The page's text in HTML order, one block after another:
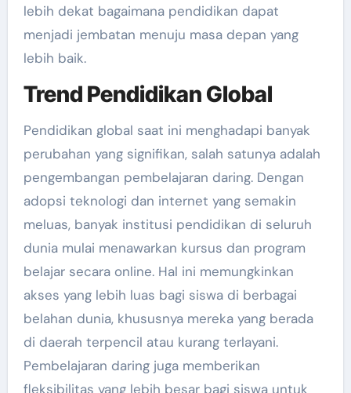
lebih dekat bagaimana pendidikan dapat
menjadi jembatan menuju masa depan yang
lebih baik.
Trend Pendidikan Global
Pendidikan global saat ini menghadapi banyak
perubahan yang signifikan, salah satunya adalah
pengembangan pembelajaran daring. Dengan
adopsi teknologi dan internet yang semakin
meluas, banyak institusi pendidikan di seluruh
dunia mulai menawarkan kursus dan program
belajar secara online. Hal ini memungkinkan
akses yang lebih luas bagi siswa di berbagai
belahan dunia, khususnya mereka yang berada
di daerah terpencil atau kurang terlayani.
Pembelajaran daring juga memberikan
fleksibilitas yang lebih besar bagi siswa untuk